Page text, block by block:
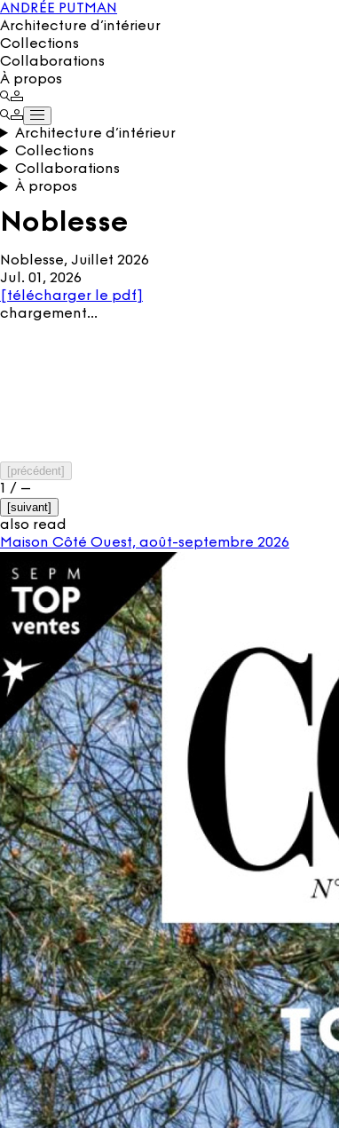
ANDRÉE PUTMAN
Architecture d’intérieur
Collections
Collaborations
À propos
Architecture d’intérieur
Collections
Collaborations
À propos
Noblesse
Noblesse, Juillet 2026
Jul. 01, 2026
télécharger le pdf
chargement…
[précédent]
1 / –
[suivant]
also read
Maison Côté Ouest, août-septembre 2026